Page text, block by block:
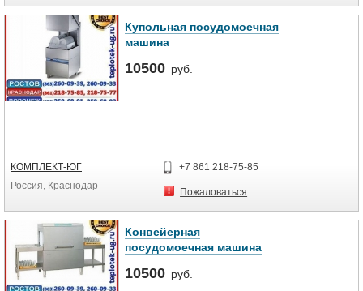
Купольная посудомоечная
машина
10500 руб.
КОМПЛЕКТ-ЮГ
Россия, Краснодар
+7 861 218-75-85
Пожаловаться
Конвейерная
посудомоечная машина
10500 руб.